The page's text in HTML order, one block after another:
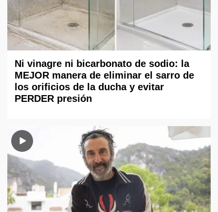
Ni vinagre ni bicarbonato de sodio: la
MEJOR manera de eliminar el sarro de
los orificios de la ducha y evitar
PERDER presión